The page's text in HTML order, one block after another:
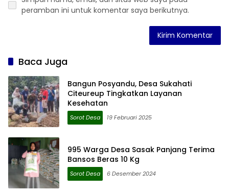
peramban ini untuk komentar saya berikutnya.
Baca Juga
Bangun Posyandu, Desa Sukahati
Citeureup Tingkatkan Layanan
Kesehatan
Sorot Desa 19 Februari 2025
995 Warga Desa Sasak Panjang Terima
Bansos Beras 10 Kg
Sorot Desa 6 Desember 2024